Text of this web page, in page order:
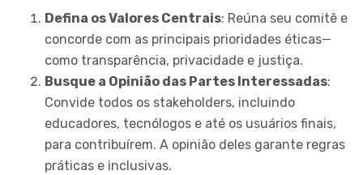
Defina os Valores Centrais: Reúna seu comitê e
concorde com as principais prioridades éticas—
como transparência, privacidade e justiça.
Busque a Opinião das Partes Interessadas:
Convide todos os stakeholders, incluindo
educadores, tecnólogos e até os usuários finais,
para contribuírem. A opinião deles garante regras
práticas e inclusivas.